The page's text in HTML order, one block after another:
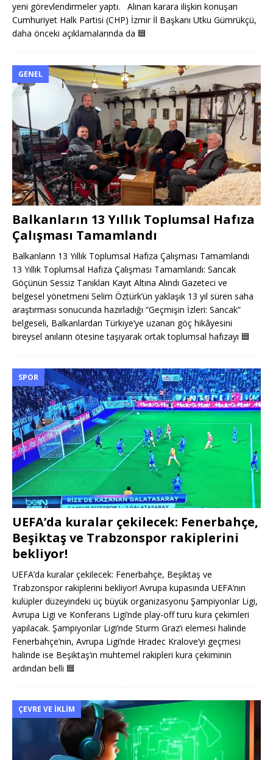
yeni görevlendirmeler yaptı. Alınan karara ilişkin konuşan
Cumhuriyet Halk Partisi (CHP) İzmir İl Başkanı Utku Gümrükçü,
daha önceki açıklamalarında da 🟦
GENEL
Balkanların 13 Yıllık Toplumsal Hafıza
Çalışması Tamamlandı
Balkanların 13 Yıllık Toplumsal Hafıza Çalışması Tamamlandı
13 Yıllık Toplumsal Hafıza Çalışması Tamamlandı: Sancak
Göçünün Sessiz Tanıkları Kayıt Altına Alındı Gazeteci ve
belgesel yönetmeni Selim Öztürk’ün yaklaşık 13 yıl süren saha
araştırması sonucunda hazırladığı “Geçmişin İzleri: Sancak”
belgeseli, Balkanlardan Türkiye’ye uzanan göç hikâyesini
bireysel anıların ötesine taşıyarak ortak toplumsal hafızayı 🟦
SPOR
UEFA’da kuralar çekilecek: Fenerbahçe,
Beşiktaş ve Trabzonspor rakiplerini
bekliyor!
UEFA’da kuralar çekilecek: Fenerbahçe, Beşiktaş ve
Trabzonspor rakiplerini bekliyor! Avrupa kupasında UEFA’nın
kulüpler düzeyindeki üç büyük organizasyonu Şampiyonlar Ligi,
Avrupa Ligi ve Konferans Ligi’nde play-off turu kura çekimleri
yapılacak. Şampiyonlar Ligi’nde Sturm Graz’ı elemesi halinde
Fenerbahçe’nin, Avrupa Ligi’nde Hradec Kralove’yi geçmesi
halinde ise Beşiktaş’ın muhtemel rakipleri kura çekiminin
ardından belli 🟦
ÇEVRE VE İKLIM